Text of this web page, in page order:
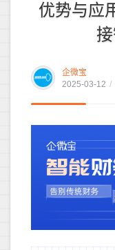
优势与应
企微宝
2025-03-12 /